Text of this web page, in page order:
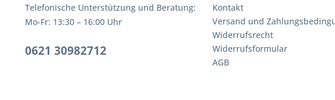
Telefonische Unterstützung und Beratung:
Mo-Fr: 13:30 – 16:00 Uhr
0621 30982712
Kontakt
Versand und
Widerrufsrecht
Widerrufsformular
AGB